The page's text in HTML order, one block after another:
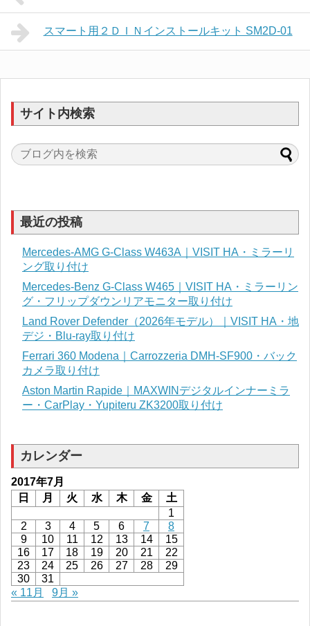
スマート用２ＤＩＮインストールキット SM2D-01
サイト内検索
最近の投稿
Mercedes-AMG G-Class W463A｜VISIT HA・ミラーリ
ング取り付け
Mercedes-Benz G-Class W465｜VISIT HA・ミラーリン
グ・フリップダウンリアモニター取り付け
Land Rover Defender（2026年モデル）｜VISIT HA・地
デジ・Blu-ray取り付け
Ferrari 360 Modena｜Carrozzeria DMH-SF900・バック
カメラ取り付け
Aston Martin Rapide｜MAXWINデジタルインナーミラ
ー・CarPlay・Yupiteru ZK3200取り付け
カレンダー
2017年7月
日
月 火 水 木 金
土
1
2
3 4 5 6 7
8
9
10 11 12 13 14
15
16
17 18 19 20 21
22
23
24 25 26 27 28
29
30
31
« 11月
9月 »